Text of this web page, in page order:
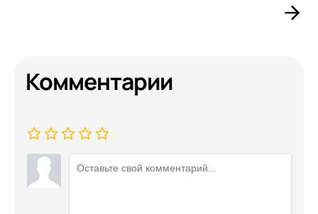
Комментарии